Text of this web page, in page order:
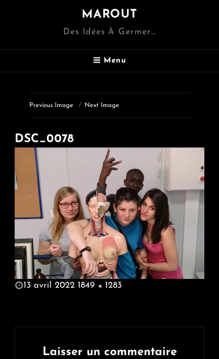
MAROUT
Des Idées À Germer…
Menu
Previous Image Next Image
DSC_0078
POSTED
13 avril 2022 1849 × 1283
Laisser un commentaire